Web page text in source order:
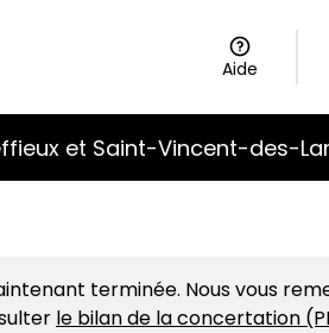
Aide
et Saint-Vincent-des-
terminée. Nous vous
le bilan de la concertation